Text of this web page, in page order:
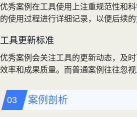
优秀案例在工具使用上注重规范性和
的使用过程进行详细记录，以便后续
工具更新标准
优秀案例会关注工具的更新动态，及
效率和成果质量。而普通案例往往忽
案例剖析